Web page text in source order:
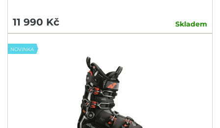
11 990 Kč Skladem
NOVINKA